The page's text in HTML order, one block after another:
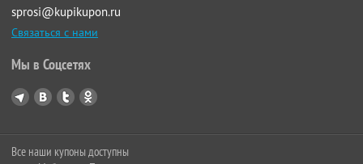
sprosi@kupikupon.ru
Связаться с нами
Мы в Соцсетях
Все наши купоны доступны